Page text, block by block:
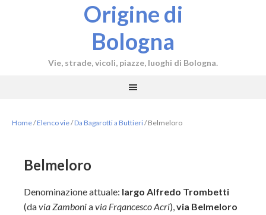
Origine di
Bologna
Vie, strade, vicoli, piazze, luoghi di Bologna.
Home/Elenco vie/Da Bagarotti a Buttieri/Belmeloro
Belmeloro
Denominazione attuale: largo Alfredo Trombetti
(davia Zamboniavia Frqancesco Acri),via Belmeloro